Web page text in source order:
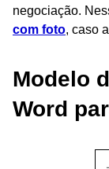
negociação.
com foto, caso
Modelo
Word